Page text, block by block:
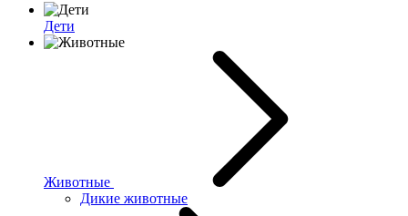
Дети
Животные
Дикие животные